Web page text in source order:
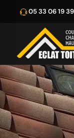
05 33 06 19 39